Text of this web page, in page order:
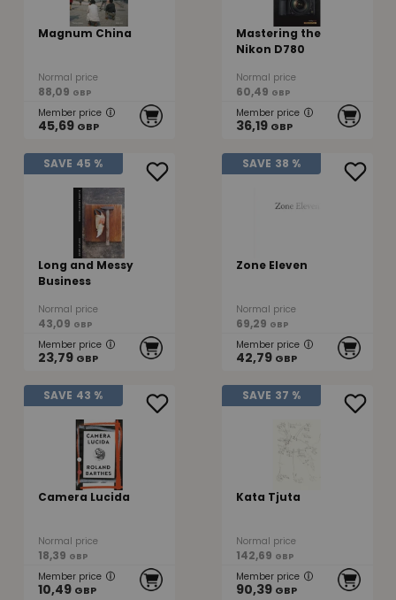
Magnum China
Normal price
88,09 GBP
Member price
45,69 GBP
Mastering the
Nikon D780
Normal price
60,49 GBP
Member price
36,19 GBP
SAVE 45 %
Long and Messy
Business
Normal price
43,09 GBP
Member price
23,79 GBP
SAVE 38 %
Zone Eleven
Normal price
69,29 GBP
Member price
42,79 GBP
SAVE 43 %
Camera Lucida
Normal price
18,39 GBP
Member price
10,49 GBP
SAVE 37 %
Kata Tjuta
Normal price
142,69 GBP
Member price
90,39 GBP